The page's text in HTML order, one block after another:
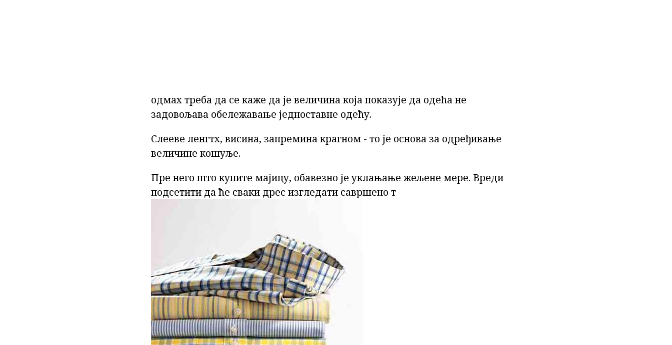
одмах треба да се каже да је величина која показује да одећа не
задовољава обележавање једноставне одећу.
Слееве ленгтх, висина, запремина крагном - то је основа за одређивање
величине кошуље.
Пре него што купите мајицу, обавезно је уклањање жељене мере. Вреди
подсетити да ће сваки дрес изгледати савршено т